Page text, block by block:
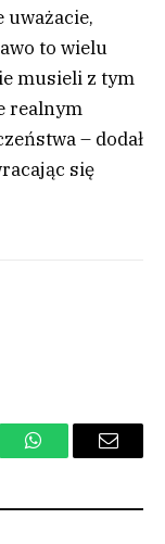
uważacie,
to wielu
musieli z tym
realnym
– dodał
się
WhatsAppEmail